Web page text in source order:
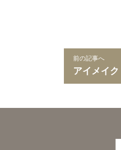
前の記事へ
アイメイク